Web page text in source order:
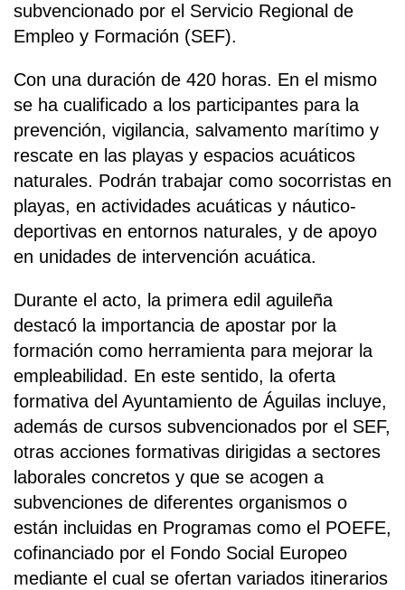
subvencionado por el Servicio Regional de
Empleo y Formación (SEF).
Con una duración de 420 horas. En el mismo
se ha cualificado a los participantes para la
prevención, vigilancia, salvamento marítimo y
rescate en las playas y espacios acuáticos
naturales. Podrán trabajar como socorristas en
playas, en actividades acuáticas y náutico-
deportivas en entornos naturales, y de apoyo
en unidades de intervención acuática.
Durante el acto, la primera edil aguileña
destacó la importancia de apostar por la
formación como herramienta para mejorar la
empleabilidad. En este sentido, la oferta
formativa del Ayuntamiento de Águilas incluye,
además de cursos subvencionados por el SEF,
otras acciones formativas dirigidas a sectores
laborales concretos y que se acogen a
subvenciones de diferentes organismos o
están incluidas en Programas como el POEFE,
cofinanciado por el Fondo Social Europeo
mediante el cual se ofertan variados itinerarios